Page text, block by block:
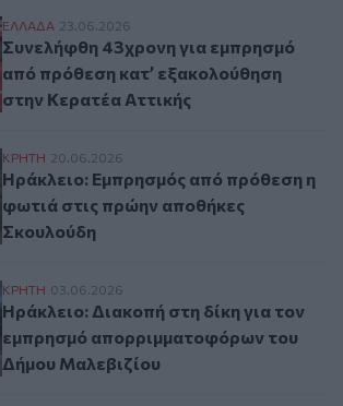
Συνελήφθη 43χρονη για εμπρησμό από
ΕΛΛAΔΑ 23.06.2026
Συνελήφθη 43χρονη για εμπρησμό
από πρόθεση κατ’ εξακολούθηση
στην Κερατέα Αττικής
Ηράκλειο: Εμπρησμός από πρόθεση η
ΚΡΗΤΗ 20.06.2026
Ηράκλειο: Εμπρησμός από πρόθεση η
φωτιά στις πρώην αποθήκες
Σκουλούδη
Ηράκλειο: Διακοπή στη δίκη για τον
ΚΡΗΤΗ 03.06.2026
Ηράκλειο: Διακοπή στη δίκη για τον
εμπρησμό απορριμματοφόρων του
Δήμου Μαλεβιζίου